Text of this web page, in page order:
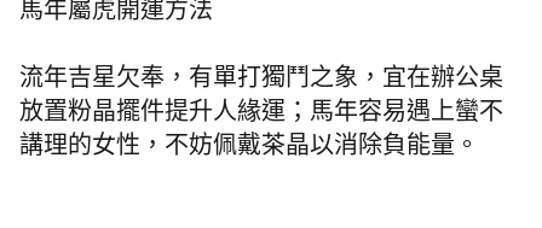
馬年屬虎開運方法
流年吉星欠奉，有單打獨鬥之象，宜在辦公桌
放置粉晶擺件提升人緣運；馬年容易遇上蠻不
講理的女性，不妨佩戴茶晶以消除負能量。